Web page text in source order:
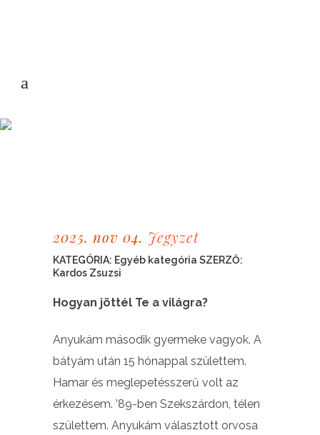
2025. nov 04. Jegyzet
KATEGÓRIA: Egyéb kategória SZERZŐ:
Kardos Zsuzsi
Hogyan jöttél Te a világra?
Anyukám második gyermeke vagyok. A
bátyám után 15 hónappal születtem.
Hamar és meglepetésszerű volt az
érkezésem. ’89-ben Szekszárdon, télen
születtem. Anyukám választott orvosa